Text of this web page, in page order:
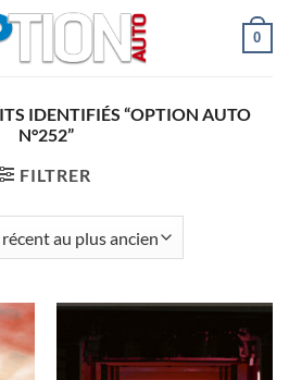
0
IDENTIFIÉS “OPTION AUTO
N°252”
FILTRER